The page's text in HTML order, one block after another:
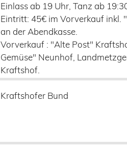
Einlass ab 19 Uhr, Tanz ab
Eintritt: 45€ im Vorverkauf inkl.
an der Abendkasse.
Vorverkauf : "Alte Post"
Gemüse" Neunhof,
Kraftshof.
Kraftshofer Bund